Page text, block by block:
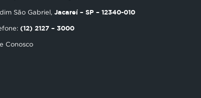
São Gabriel, Jacareí – SP – 12340-010
(12) 2127 – 3000
Conosco